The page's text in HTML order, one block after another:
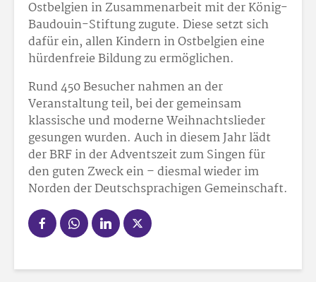
Ostbelgien in Zusammenarbeit mit der König-
Baudouin-Stiftung zugute. Diese setzt sich
dafür ein, allen Kindern in Ostbelgien eine
hürdenfreie Bildung zu ermöglichen.
Rund 450 Besucher nahmen an der
Veranstaltung teil, bei der gemeinsam
klassische und moderne Weihnachtslieder
gesungen wurden. Auch in diesem Jahr lädt
der BRF in der Adventszeit zum Singen für
den guten Zweck ein – diesmal wieder im
Norden der Deutschsprachigen Gemeinschaft.